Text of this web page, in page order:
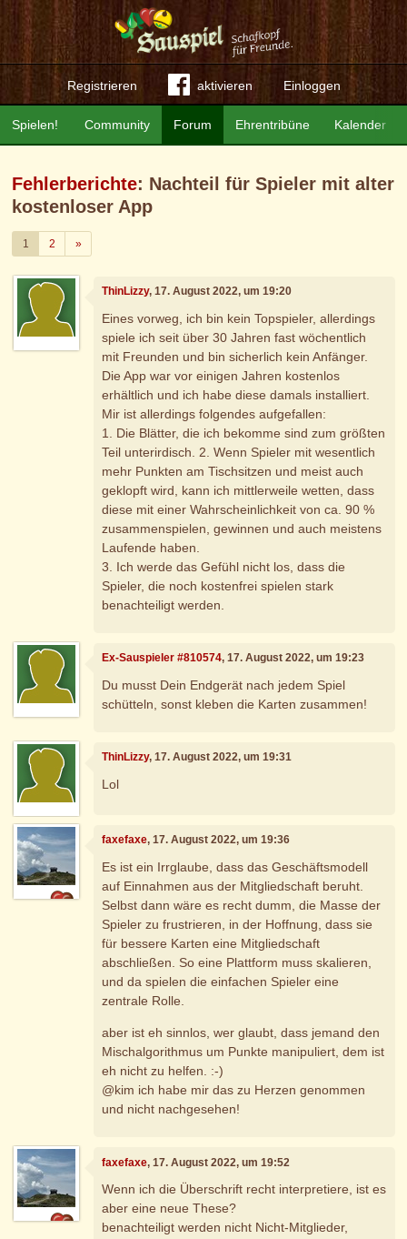
Registrieren aktivieren Einloggen
Community Forum Ehrentribüne Kalender
Spielen!
Fehlerberichte: Nachteil für Spieler mit alter
kostenloser App
1 2 »Weiter
ThinLizzy, 17. August 2022, um 19:20
Eines vorweg, ich bin kein Topspieler, allerdings
spiele ich seit über 30 Jahren fast wöchentlich
mit Freunden und bin sicherlich kein Anfänger.
Die App war vor einigen Jahren kostenlos
erhältlich und ich habe diese damals installiert.
Mir ist allerdings folgendes aufgefallen:
1. Die Blätter, die ich bekomme sind zum größten
Teil unterirdisch. 2. Wenn Spieler mit wesentlich
mehr Punkten am Tischsitzen und meist auch
geklopft wird, kann ich mittlerweile wetten, dass
diese mit einer Wahrscheinlichkeit von ca. 90 %
zusammenspielen, gewinnen und auch meistens
Laufende haben.
3. Ich werde das Gefühl nicht los, dass die
Spieler, die noch kostenfrei spielen stark
benachteiligt werden.
Ex-Sauspieler #810574, 17. August 2022, um 19:23
Du musst Dein Endgerät nach jedem Spiel
schütteln, sonst kleben die Karten zusammen!
ThinLizzy, 17. August 2022, um 19:31
Lol
faxefaxe, 17. August 2022, um 19:36
Es ist ein Irrglaube, dass das Geschäftsmodell
auf Einnahmen aus der Mitgliedschaft beruht.
Selbst dann wäre es recht dumm, die Masse der
Spieler zu frustrieren, in der Hoffnung, dass sie
für bessere Karten eine Mitgliedschaft
abschließen. So eine Plattform muss skalieren,
und da spielen die einfachen Spieler eine
zentrale Rolle.
aber ist eh sinnlos, wer glaubt, dass jemand den
Mischalgorithmus um Punkte manipuliert, dem ist
eh nicht zu helfen. :-)
@kim ich habe mir das zu Herzen genommen
und nicht nachgesehen!
faxefaxe, 17. August 2022, um 19:52
Wenn ich die Überschrift recht interpretiere, ist es
aber eine neue These?
benachteiligt werden nicht Nicht-Mitglieder,